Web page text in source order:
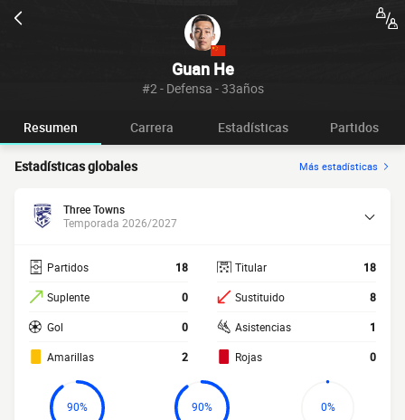
Guan He
#2 - Defensa - 33años
Resumen Carrera Estadísticas Partidos
Estadísticas globales Más estadísticas
Three Towns
Temporada 2026/2027
Partidos 18
Suplente 0
Gol 0
Amarillas 2
Titular 18
Sustituido 8
Asistencias 1
Rojas 0
90% 90% 0%